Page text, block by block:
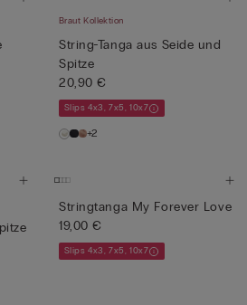
Braut Kollektion
String-Tanga aus Seide und
Spitze
20,90 €
Slips 4x3, 7x5, 10x7
+2
Stringtanga My Forever Love
19,00 €
Slips 4x3, 7x5, 10x7